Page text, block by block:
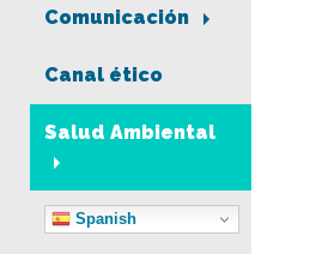
Comunicación
Canal ético
Salud Ambiental
Spanish